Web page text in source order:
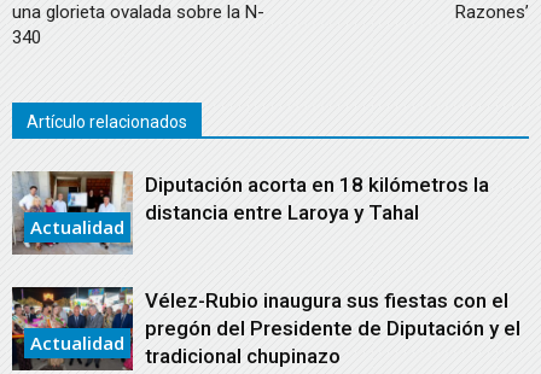
una glorieta ovalada sobre la N-
340
Razones’
Artículo relacionados
Actualidad
Diputación acorta en 18 kilómetros la
distancia entre Laroya y Tahal
Actualidad
Vélez-Rubio inaugura sus fiestas con el
pregón del Presidente de Diputación y el
tradicional chupinazo